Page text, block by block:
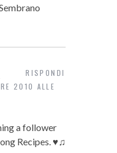
2010 ALLE
a follower
Recipes. ♥♫
RISPONDI